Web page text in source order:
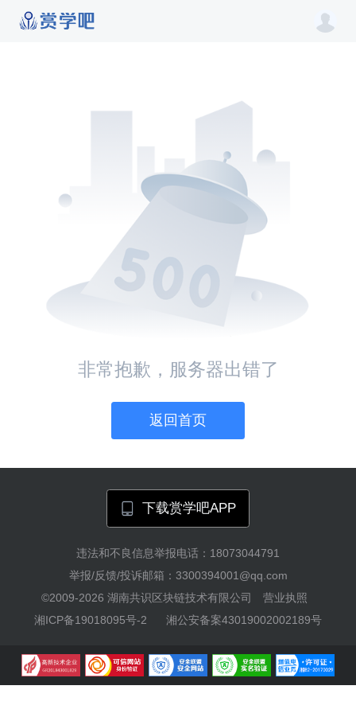
非常抱歉，服务器出错了
返回首页
下载赏学吧APP
违法和不良信息举报电话：18073044791
举报/反馈/投诉邮箱：3300394001@qq.com
©2009-2026 湖南共识区块链技术有限公司
营业执照
湘ICP备19018095号-2
湘公安备案43019002002189号